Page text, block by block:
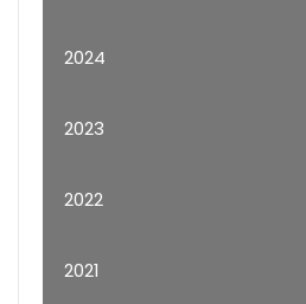
2024
2023
2022
2021